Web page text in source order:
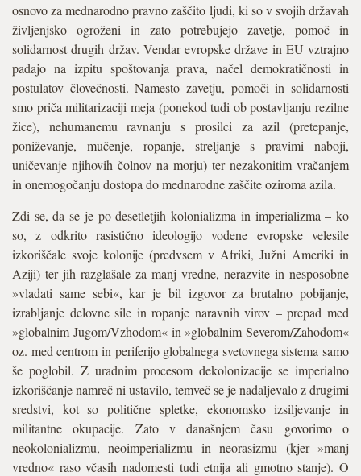
osnovo za mednarodno pravno zaščito ljudi, ki so v svojih državah
življenjsko ogroženi in zato potrebujejo zavetje, pomoč in
solidarnost drugih držav. Vendar evropske države in EU vztrajno
padajo na izpitu spoštovanja prava, načel demokratičnosti in
postulatov človečnosti. Namesto zavetju, pomoči in solidarnosti
smo priča militarizaciji meja (ponekod tudi ob postavljanju rezilne
žice), nehumanemu ravnanju s prosilci za azil (pretepanje,
poniževanje, mučenje, ropanje, streljanje s pravimi naboji,
uničevanje njihovih čolnov na morju) ter nezakonitim vračanjem
in onemogočanju dostopa do mednarodne zaščite oziroma azila.
Zdi se, da se je po desetletjih kolonializma in imperializma – ko
so, z odkrito rasistično ideologijo vodene evropske velesile
izkoriščale svoje kolonije (predvsem v Afriki, Južni Ameriki in
Aziji) ter jih razglašale za manj vredne, nerazvite in nesposobne
»vladati same sebi«, kar je bil izgovor za brutalno pobijanje,
izrabljanje delovne sile in ropanje naravnih virov – prepad med
»globalnim Jugom/Vzhodom« in »globalnim Severom/Zahodom«
oz. med centrom in periferijo globalnega svetovnega sistema samo
še poglobil. Z uradnim procesom dekolonizacije se imperialno
izkoriščanje namreč ni ustavilo, temveč se je nadaljevalo z drugimi
sredstvi, kot so politične spletke, ekonomsko izsiljevanje in
militantne okupacije. Zato v današnjem času govorimo o
neokolonializmu, neoimperializmu in neorasizmu (kjer »manj
vredno« raso včasih nadomesti tudi etnija ali gmotno stanje). O